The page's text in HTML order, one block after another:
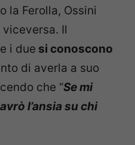
la Ferolla, Ossini
Il
i due si conoscono
di averla a suo
che “Se mi
l’ansia su chi